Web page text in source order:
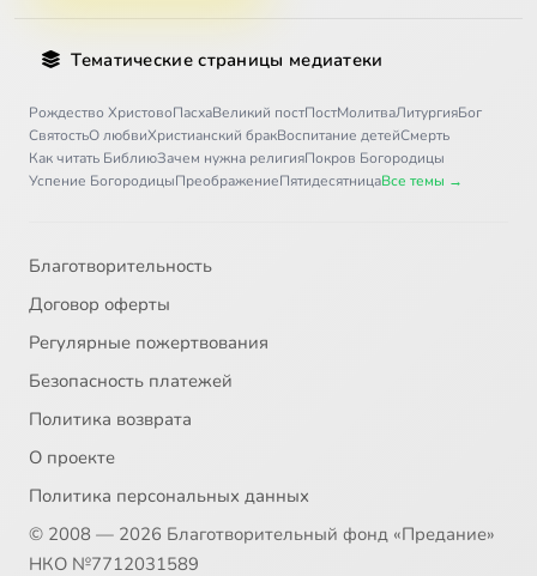
32 Целование
35 Измена
36 Карьера
38 Первая любовь
Тематические страницы медиатеки
Рождество ХристовоПасхаВеликий постПостМолитваЛитургияБог
СвятостьО любвиХристианский бракВоспитание детейСмерть
Как читать БиблиюЗачем нужна религияПокров Богородицы
Успение БогородицыПреображениеПятидесятницаВсе темы →
Благотворительность
Договор оферты
Регулярные пожертвования
Безопасность платежей
Политика возврата
О проекте
Политика персональных данных
© 2008 — 2026 Благотворительный фонд «Предание»
НКО №7712031589